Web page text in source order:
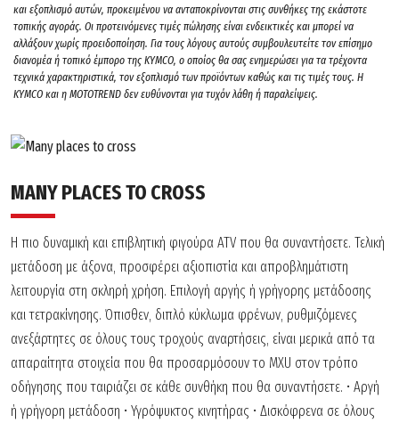
και εξοπλισμό αυτών, προκειμένου να ανταποκρίνονται στις συνθήκες της εκάστοτε
τοπικής αγοράς. Οι προτεινόμενες τιμές πώλησης είναι ενδεικτικές και μπορεί να
αλλάξουν χωρίς προειδοποίηση. Για τους λόγους αυτούς συμβουλευτείτε τον επίσημο
διανομέα ή τοπικό έμπορο της ΚΥΜCO, ο οποίος θα σας ενημερώσει για τα τρέχοντα
τεχνικά χαρακτηριστικά, τον εξοπλισμό των προϊόντων καθώς και τις τιμές τους. H
KYMCO και η MOTOTREND δεν ευθύνονται για τυχόν λάθη ή παραλείψεις.
MANY PLACES TO CROSS
Η πιο δυναµική και επιβλητική φιγούρα ATV που θα συναντήσετε. Τελική
µετάδοση µε άξονα, προσφέρει αξιοπιστία και απροβληµάτιστη
λειτουργία στη σκληρή χρήση. Επιλογή αργής ή γρήγορης µετάδοσης
και τετρακίνησης. Όπισθεν, διπλό κύκλωµα φρένων, ρυθµιζόµενες
ανεξάρτητες σε όλους τους τροχούς αναρτήσεις, είναι µερικά από τα
απαραίτητα στοιχεία που θα προσαρµόσουν το ΜΧU στον τρόπο
οδήγησης που ταιριάζει σε κάθε συνθήκη που θα συναντήσετε. • Αργή
ή γρήγορη μετάδοση • Υγρόψυκτος κινητήρας • Δισκόφρενα σε όλους